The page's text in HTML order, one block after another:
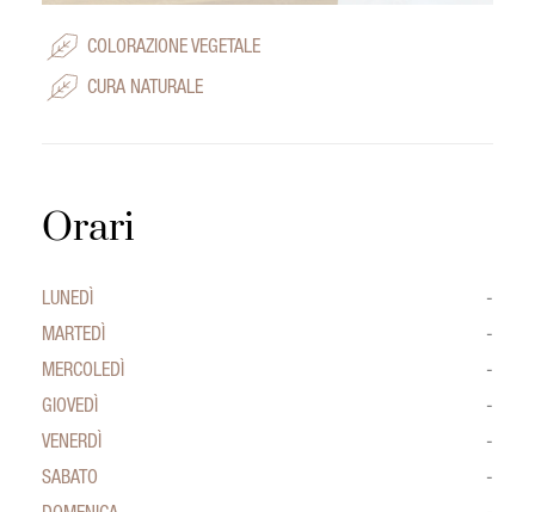
COLORAZIONE VEGETALE
CURA NATURALE
Orari
LUNEDÌ
-
MARTEDÌ
-
MERCOLEDÌ
-
GIOVEDÌ
-
VENERDÌ
-
SABATO
-